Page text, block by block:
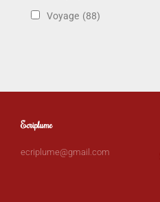
Voyage (88)
Ecriplume
ecriplume@gmail.com